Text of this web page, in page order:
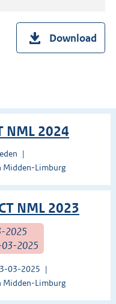
Download
NML 2024
Midden-Limburg
NML 2023
2025
03-2025
03-2025
Midden-Limburg